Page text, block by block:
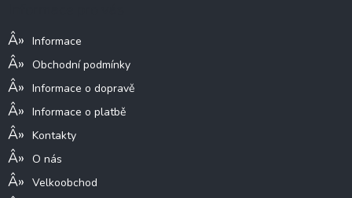
Informace
Obchodní podmínky
Informace o dopravě
Informace o platbě
Kontakty
O nás
Velkoobchod